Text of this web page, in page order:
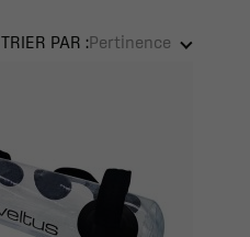
TRIER PAR :Pertinence